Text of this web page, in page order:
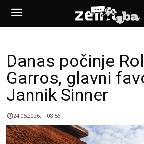
Danas počinje
Garros, glavni
Jannik Sinner
24.05.2026. | 08:56